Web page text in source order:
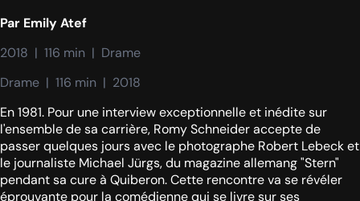
Par Emily Atef
2018  |  116 min  |  Drame
Drame  |  116 min  |  2018
En 1981. Pour une interview exceptionnelle et inédite sur
l'ensemble de sa carrière, Romy Schneider accepte de
passer quelques jours avec le photographe Robert Lebeck et
le journaliste Michael Jürgs, du magazine allemang "Stern"
pendant sa cure à Quiberon. Cette rencontre va se révéler
éprouvante pour la comédienne qui se livre sur ses